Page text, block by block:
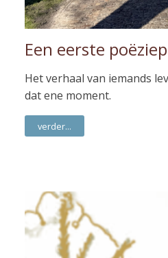
Een eerste
Het verhaal van iemands
dat ene moment.
verder...